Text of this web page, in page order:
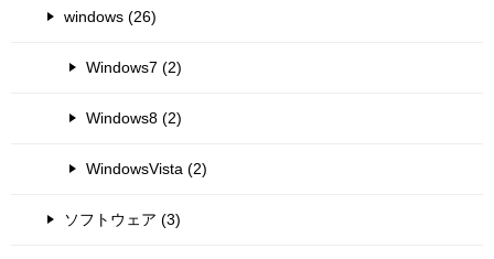
windows (26)
Windows7 (2)
Windows8 (2)
WindowsVista (2)
ソフトウェア (3)